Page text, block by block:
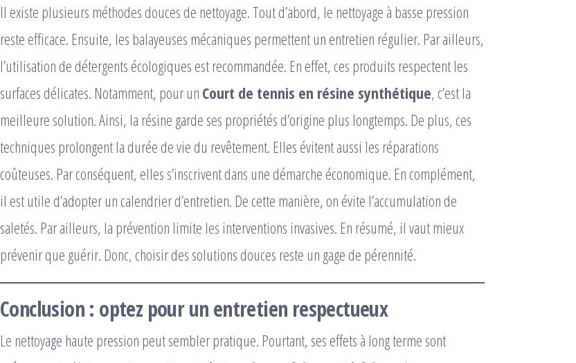
Il existe plusieurs méthodes douces de nettoyage. Tout d’abord, le nettoyage à basse pression
reste efficace. Ensuite, les balayeuses mécaniques permettent un entretien régulier. Par ailleurs,
l’utilisation de détergents écologiques est recommandée. En effet, ces produits respectent les
surfaces délicates. Notamment, pour un Court de tennis en résine synthétique, c’est la
meilleure solution. Ainsi, la résine garde ses propriétés d’origine plus longtemps. De plus, ces
techniques prolongent la durée de vie du revêtement. Elles évitent aussi les réparations
coûteuses. Par conséquent, elles s’inscrivent dans une démarche économique. En complément,
il est utile d’adopter un calendrier d’entretien. De cette manière, on évite l’accumulation de
saletés. Par ailleurs, la prévention limite les interventions invasives. En résumé, il vaut mieux
prévenir que guérir. Donc, choisir des solutions douces reste un gage de pérennité.
Conclusion : optez pour un entretien respectueux
Le nettoyage haute pression peut sembler pratique. Pourtant, ses effets à long terme sont